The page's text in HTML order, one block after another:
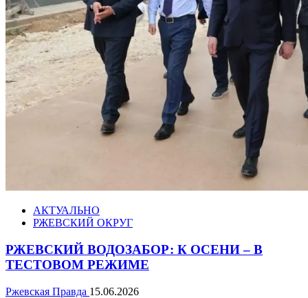
АКТУАЛЬНО
РЖЕВСКИЙ ОКРУГ
РЖЕВСКИЙ ВОДОЗАБОР: К ОСЕНИ – В
ТЕСТОВОМ РЕЖИМЕ
Ржевская Правда 15.06.2026